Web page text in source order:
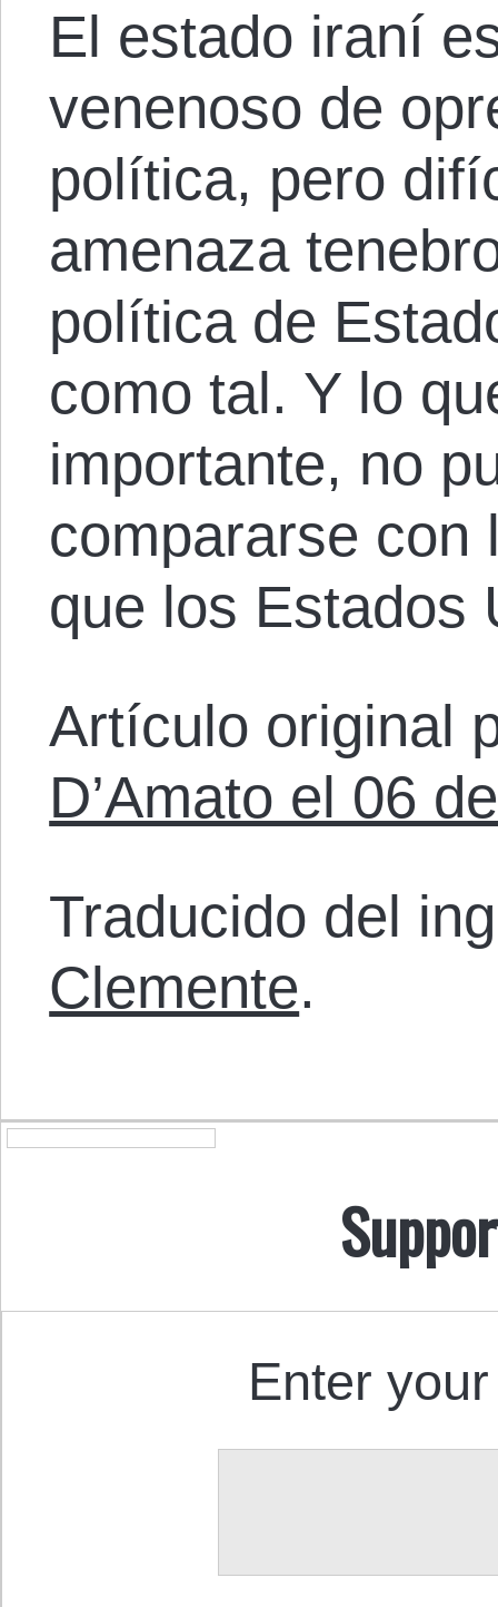
El estado iraní
venenoso de
política, pero
amenaza
política de
como tal. Y lo
importante, no
compararse con
que los Estados
Artículo original
D’Amato el 06
Traducido del
Clemente.
Enter